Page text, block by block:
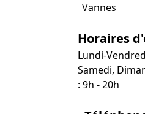
Vannes
Horaires
Lundi-
Samedi,
: 9h - 20h